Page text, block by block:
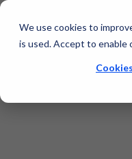
We use cookies to
is used. Accept to enable